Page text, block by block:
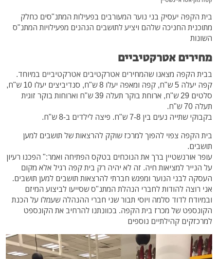
בית הקפה יעסיק בני נוער המעורבים בפעילות המתנ"סים כחלק
מתוכנית החניכה שלהם ויציע לתושבים הנהנים מפעילויות המתנ"ס
השונות
מחירים אטרקטיביים
בבית הקפה מצאנו שהמחירים אטרקטיבים אטרקטיביים במיוחד.
קפה יעלה 5 ש"ח, קפה ומאפה יעלו 8 ש"ח, סנדיביצים יעלו 10 ש"ח,
סלטים 29 ש"ח, ארוחת בוקר תעלה 39 ש"ח וארוחות בוקר זוגית
תעלה 70 ש"ח.
בקבוקי שתייה נעים בין 7-8 ש"ח. פיצה לילדים ב-8 ש"ח.
בית הקפה צפוי להפוך למרכז שוקק להרצאות של תושבים למען
תושבים.
עופר אורנשטיין ברך את הנוכחים בטקס הפתיחה ואמר:" הפכנו רעיון
על הנייר למציאות חיה. זה לא יהיה רק בית קפה רגיל אלא מקום
העסקה לבני הנוער ומפגש חברתי להרצאות תושבים למען תושבים.
אני רוצה להודות לחברי הנהלת המתנ"ס שסייעו לביצוע המיזם
ובמיודח לדוד סלמה ויוסי תבור שני חברי ההנהלה שעמלו על הכנת
הקונספט של מכרז בית הקפה. בכוונתנו להרחיב את הקונספט
למרכזקים קהילתיים נוספים